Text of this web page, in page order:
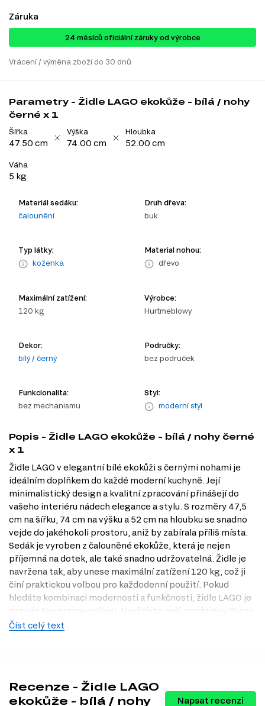
Záruka
24 ​​​​měsíců oficiální záruky od výrobce
Vrácení / výměna zboží do 30 dnů
Parametry - Židle LAGO ekokůže - bílá / nohy
černé x 1
Šířka
47.50 cm
Výška
74.00 cm
Hloubka
52.00 cm
Váha
5 kg
Materiál sedáku:
čalounění
Druh dřeva:
buk
Typ látky:
koženka
Material nohou:
dřevo
Maximální zatížení:
120 kg
Výrobce:
Hurtmeblowy
Dekor:
bílý / černý
Područky:
bez područek
Funkcionalita:
bez mechanismu
Styl:
moderní styl
Popis - Židle LAGO ekokůže - bílá / nohy černé
x 1
Židle LAGO v elegantní bílé ekokůži s černými nohami je
ideálním doplňkem do každé moderní kuchyně. Její
minimalistický design a kvalitní zpracování přinášejí do
vašeho interiéru nádech elegance a stylu. S rozměry 47,5
cm na šířku, 74 cm na výšku a 52 cm na hloubku se snadno
vejde do jakéhokoli prostoru, aniž by zabírala příliš místa.
Sedák je vyroben z čalouněné ekokůže, která je nejen
příjemná na dotek, ale také snadno udržovatelná. Židle je
navržena tak, aby unese maximální zatížení 120 kg, což ji
činí praktickou volbou pro každodenní použití. Pokud
hledáte kombinaci modernosti a funkčnosti, židle LAGO je
pro vás tou pravou volbou. Navštivte naši prodejnu v Praze
a vyberte si tu pravou pro váš domov na Dubok.cz.
černý
bílý / přírodní
bílý / černý
Číst celý text
Recenze - Židle LAGO
ekokůže - bílá / nohy
Napsat recenzi